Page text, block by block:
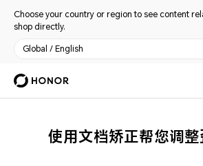
Choose your country or region to see content
shop directly.
Global / English
使用文档矫正帮您调